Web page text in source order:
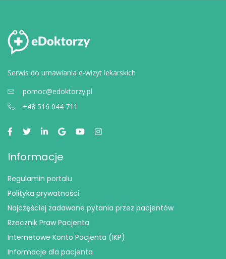
Serwis do umawiania e-wizyt lekarskich
pomoc@edoktorzy.pl
+48 516 044 711
Informacje
Regulamin portalu
Polityka prywatności
Najczęściej zadawane pytania przez pacjentów
Rzecznik Praw Pacjenta
Internetowe Konto Pacjenta (IKP)
Informacje dla pacjenta